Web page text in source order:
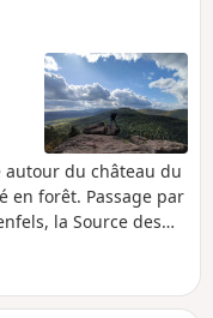
du château du
en forêt. Passage par
la Source des
et le Haut